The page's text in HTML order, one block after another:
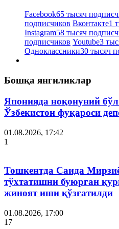
Facebook65 тысяч
подписчиков Вконтакте1
Instagram58 тысяч
подписчиков Youtube3
Одноклассники30 тысяч
Бошқа янгиликлар
Японияда ноқонуний
Ўзбекистон фуқароси
01.08.2026, 17:42
1
Тошкентда Саида
тўхтатишни буюрган
жиноят иши қўзғатилди
01.08.2026, 17:00
17